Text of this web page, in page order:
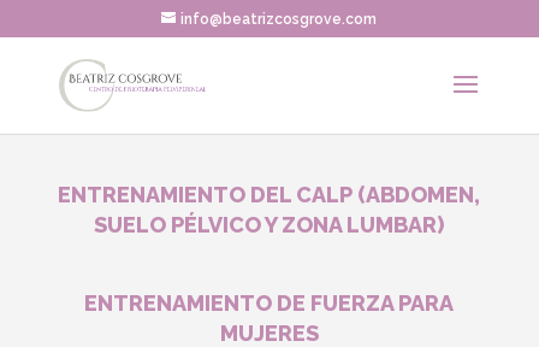
info@beatrizcosgrove.com
ENTRENAMIENTO DEL CALP (ABDOMEN,
SUELO PÉLVICO Y ZONA LUMBAR)
ENTRENAMIENTO DE FUERZA PARA
MUJERES